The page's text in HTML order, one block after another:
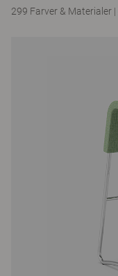
299 Farver & Materialer |